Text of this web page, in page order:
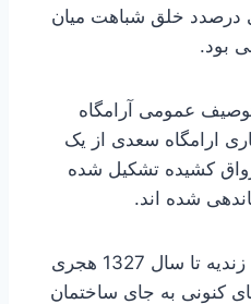
درصدد خلق شباهت میان
بود.
عمومی آرامگاه
ارامگاه سعدی از یک
کشیده تشکیل شده
بنای ساخته شده در دوران زندیه تا سال 1327 هجری
بود و در سال 1329 بنای کنونی به جای ساختمان